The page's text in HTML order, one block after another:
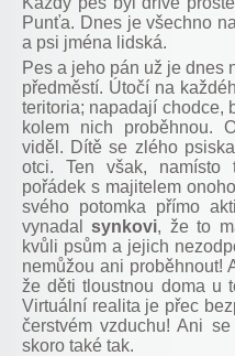
Punťa. Dnes je všechno
a psi jména lidská.
Pes a jeho pán už je dnes
předměstí. Útočí na
teritoria; napadají chodce,
kolem nich proběhnou.
viděl. Dítě se zlého
otci. Ten však,
pořádek s majitelem
svého potomka přímo
vynadalsynkovi, že to
kvůli psům a jejich
nemůžou ani proběhnout!
že děti tloustnou doma u
Virtuální realita je přec
čerstvém vzduchu! Ani
skoro také tak.